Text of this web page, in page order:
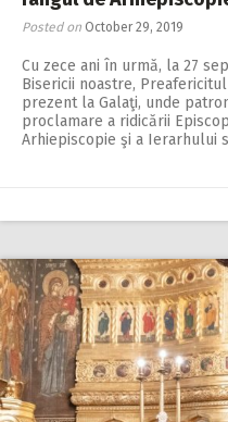
Posted on October 29, 2019
Cu zece ani în urmă, la 27
Bisericii noastre,
prezent la Galaţi, unde
proclamare a ridicării
Arhiepiscopie şi a Ierarhului